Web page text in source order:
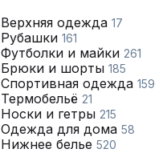
Верхняя одежда 17
Рубашки 161
Футболки и майки 261
Брюки и шорты 185
Спортивная одежда 159
Термобельё 21
Носки и гетры 215
Одежда для дома 58
Нижнее белье 520